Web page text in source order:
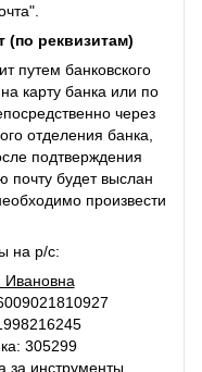
(по реквизитам)
путем банковского
карту банка или по
через
отделения банка,
подтверждения
будет выслан
произвести
на р/с:
305299
за инструменты